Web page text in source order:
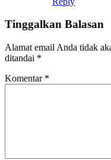
Tinggalkan Balasan
Alamat email Anda tidak
ditandai *
Komentar *